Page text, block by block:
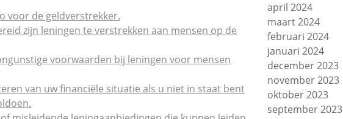
voor de geldverstrekker.
zijn leningen te verstrekken aan mensen op de
voorwaarden bij leningen voor mensen
van uw financiële situatie als u niet in staat bent
april 2024
maart 2024
februari 2024
januari 2024
december 2023
november 2023
oktober 2023
september 2023